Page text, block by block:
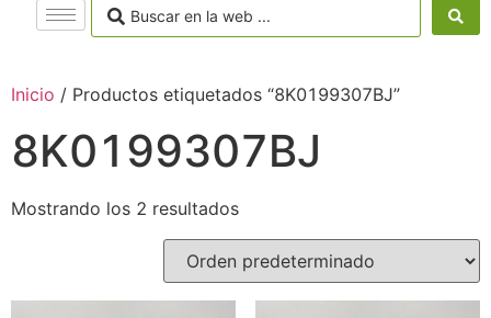
Inicio / Productos etiquetados “8K0199307BJ”
8K0199307BJ
Mostrando los 2 resultados